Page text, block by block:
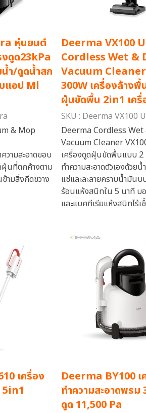
หุ่นยนต์
ดูด23kPa
ำ/ดูดน้ำสก
แอป Ml
& Mop
ามสะอาดขอบ
นที่ตกค้างตาม
ามสิ่งกีดขวาง
Deerma VX100
Cordless Wet &
Vacuum
300W เครื่องล้าง
ฝุ่นขัดพื้น 2in1 เครื่
SKU : Deerma VX100
Deerma Cordless
Vacuum Cleaner
เครื่องดูดฝุ่นขัดพื้นแบบ 2
ทำความสะอาดตัวเองด้วย
แช่และละลายคราบน้ำมัน
ร้อนแห้งสนิทใน 5 นาที บ
และแบคทีเรียแห้งสนิทไร้เ
เครื่อง
5in1
Deerma BY100 เ
ทำความสะอาดพร
ดูด 11,500 Pa